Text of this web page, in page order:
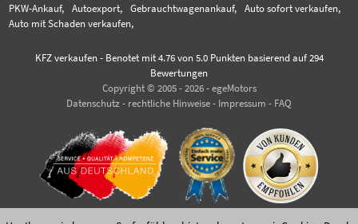
PKW-Ankauf,
Autoexport, Gebrauchtwagenankauf,
Auto sofort verkaufen,
Auto mit Schaden verkaufen,
KFZ verkaufen- Benotet mit 4.76von 5.0 Punkten basierend auf 294
Bewertungen
Copyright © 2005 - 2026 - egeMotors
Datenschutz - rechtliche Hinweise - Impressum - FAQ